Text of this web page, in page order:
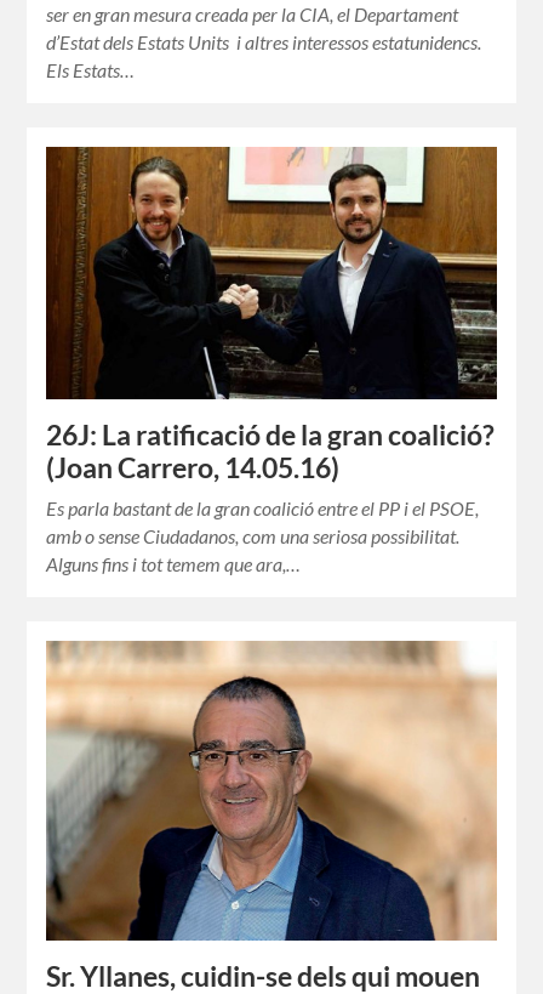
ser en gran mesura creada per la CIA, el Departament
d’Estat dels Estats Units i altres interessos estatunidencs.
Els Estats…
26J: La ratificació de la gran coalició?
(Joan Carrero, 14.05.16)
Es parla bastant de la gran coalició entre el PP i el PSOE,
amb o sense Ciudadanos, com una seriosa possibilitat.
Alguns fins i tot temem que ara,…
Sr. Yllanes, cuidin-se dels qui mouen